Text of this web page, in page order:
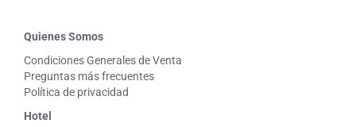
Quienes Somos
Condiciones Generales de Venta
Preguntas más frecuentes
Política de privacidad
Hotel